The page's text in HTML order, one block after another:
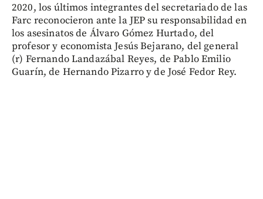
2020, los últimos integrantes del secretariado de las
Farc reconocieron ante la JEP su responsabilidad en
los asesinatos de Álvaro Gómez Hurtado, del
profesor y economista Jesús Bejarano, del general
(r) Fernando Landazábal Reyes, de Pablo Emilio
Guarín, de Hernando Pizarro y de José Fedor Rey.